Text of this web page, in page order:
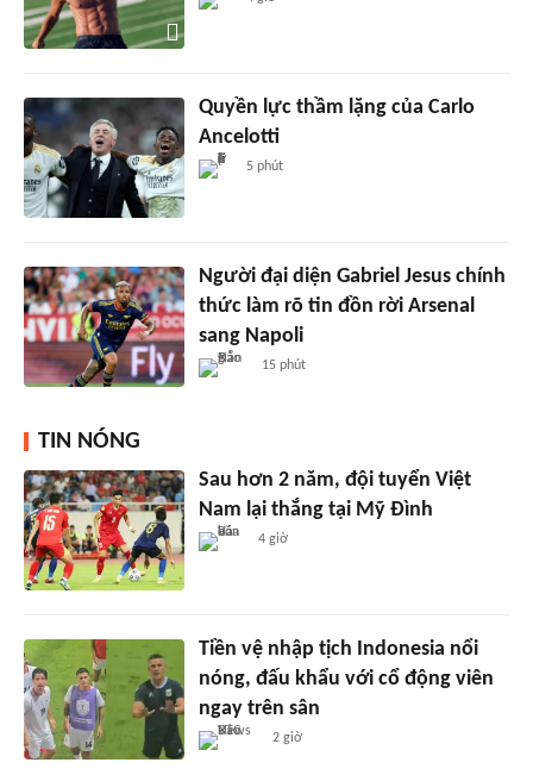
Quyền lực thầm lặng của Carlo
Ancelotti
5 phút
Người đại diện Gabriel Jesus chính
thức làm rõ tin đồn rời Arsenal
sang Napoli
15 phút
TIN NÓNG
Sau hơn 2 năm, đội tuyển Việt
Nam lại thắng tại Mỹ Đình
4 giờ
Tiền vệ nhập tịch Indonesia nổi
nóng, đấu khẩu với cổ động viên
ngay trên sân
2 giờ